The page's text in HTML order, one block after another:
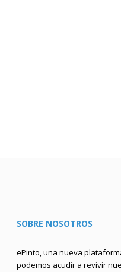
SOBRE NOSOTROS
ePinto, una nueva
podemos acudir a revivir